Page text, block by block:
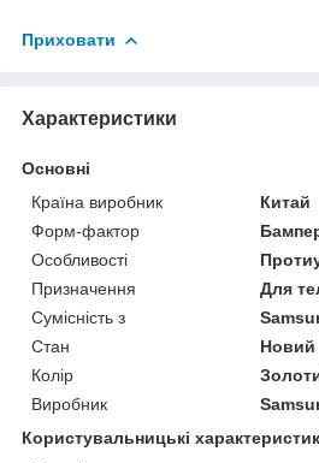
Приховати
Характеристики
Основні
Країна виробник
Китай
Форм-фактор
Особливості
Призначення
Для
Сумісність з
Стан
Новий
Колір
Виробник
Користувальницькі